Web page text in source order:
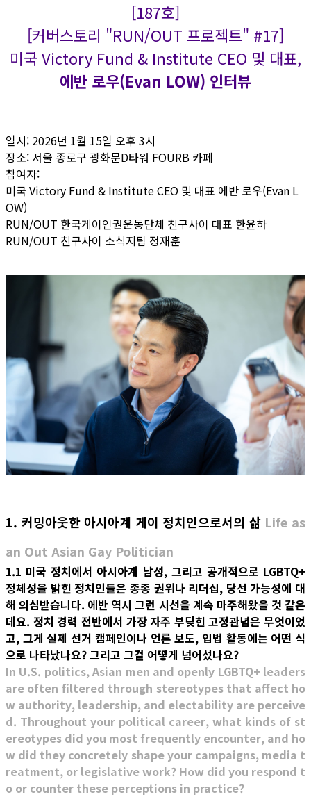
[187호]
[커버스토리 "RUN/OUT 프로젝트" #17]
미국 Victory Fund & Institute CEO 및 대표,
에반 로우(Evan LOW) 인터뷰
일시: 2026년 1월 15일 오후 3시
장소: 서울 종로구 광화문D타워 FOURB 카페
참여자:
미국 Victory Fund & Institute CEO 및 대표 에반 로우(Evan L
OW)
RUN/OUT 한국게이인권운동단체 친구사이 대표 한윤하
RUN/OUT 친구사이 소식지팀 정재훈
1. 커밍아웃한 아시아계 게이 정치인으로서의 삶 Life as
an Out Asian Gay Politician
1.1 미국 정치에서 아시아계 남성, 그리고 공개적으로 LGBTQ+
정체성을 밝힌 정치인들은 종종 권위나 리더십, 당선 가능성에 대
해 의심받습니다. 에반 역시 그런 시선을 계속 마주해왔을 것 같은
데요. 정치 경력 전반에서 가장 자주 부딪힌 고정관념은 무엇이었
고, 그게 실제 선거 캠페인이나 언론 보도, 입법 활동에는 어떤 식
으로 나타났나요? 그리고 그걸 어떻게 넘어섰나요?
In U.S. politics, Asian men and openly LGBTQ+ leaders
are often filtered through stereotypes that affect ho
w authority, leadership, and electability are perceive
d. Throughout your political career, what kinds of st
ereotypes did you most frequently encounter, and ho
w did they concretely shape your campaigns, media t
reatment, or legislative work? How did you respond t
o or counter these perceptions in practice?